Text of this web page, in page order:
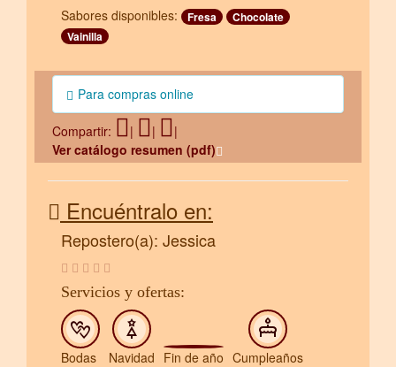
Sabores disponibles: Fresa
Chocolate
Vainilla
Para compras online
Compartir: | |
|
Ver catálogo resumen (pdf)
Encuéntralo en:
Repostero(a): Jessica
Servicios y ofertas:
Bodas Navidad Fin de año Cumpleaños